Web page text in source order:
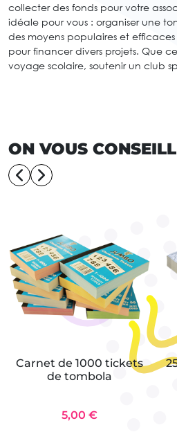
collecter des fonds pour votre
idéale pour vous : organiser une
des moyens populaires et
pour financer divers projets. Que
voyage scolaire, soutenir un club
ON VOUS
Carnet de 1000 tickets
de tombola
5,00 €